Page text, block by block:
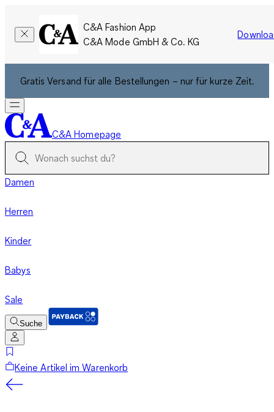
C&A Fashion App
C&A Mode GmbH & Co. KG
Gratis Versand für alle Bestellungen – nur für kurze Zeit.
C&A Homepage
Damen
Herren
Kinder
Babys
Sale
Suche
Keine Artikel im Warenkorb